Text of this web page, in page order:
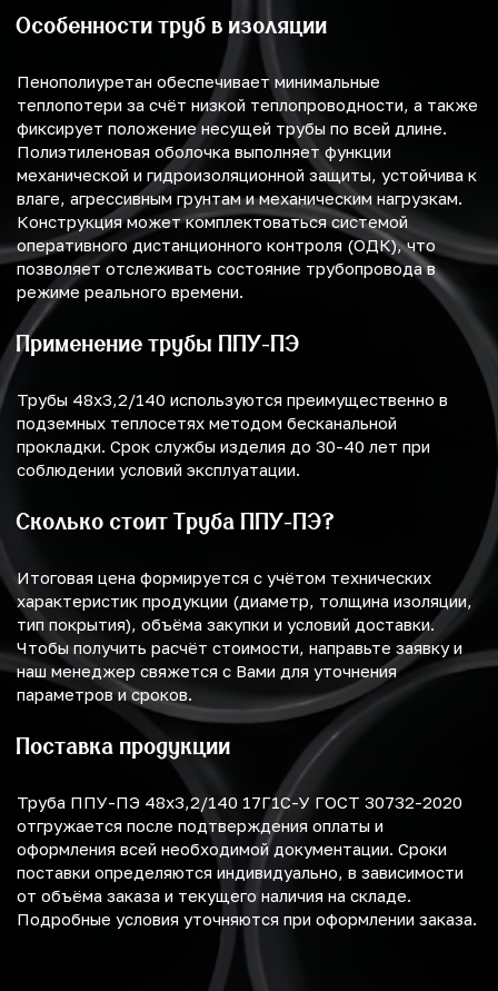
Особенности труб в изоляции
Пенополиуретан обеспечивает минимальные
теплопотери за счёт низкой теплопроводности, а также
фиксирует положение несущей трубы по всей длине.
Полиэтиленовая оболочка выполняет функции
механической и гидроизоляционной защиты, устойчива к
влаге, агрессивным грунтам и механическим нагрузкам.
Конструкция может комплектоваться системой
оперативного дистанционного контроля (ОДК), что
позволяет отслеживать состояние трубопровода в
режиме реального времени.
Применение трубы ППУ-ПЭ
Трубы 48х3,2/140 используются преимущественно в
подземных теплосетях методом бесканальной
прокладки. Срок службы изделия до 30-40 лет при
соблюдении условий эксплуатации.
Сколько стоит Труба ППУ-ПЭ?
Итоговая цена формируется с учётом технических
характеристик продукции (диаметр, толщина изоляции,
тип покрытия), объёма закупки и условий доставки.
Чтобы получить расчёт стоимости, направьте заявку и
наш менеджер свяжется с Вами для уточнения
параметров и сроков.
Поставка продукции
Труба ППУ-ПЭ 48х3,2/140 17Г1С-У ГОСТ 30732-2020
отгружается после подтверждения оплаты и
оформления всей необходимой документации. Сроки
поставки определяются индивидуально, в зависимости
от объёма заказа и текущего наличия на складе.
Подробные условия уточняются при оформлении заказа.